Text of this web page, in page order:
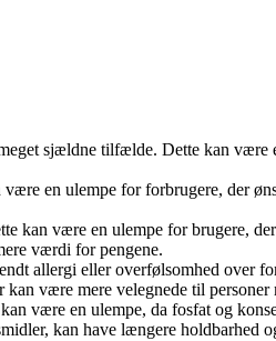
sjældne tilfælde. Dette kan
en ulempe for forbrugere, der
kan være en ulempe for brugere,
værdi for pengene.
allergi eller overfølsomhed
være mere velegnede til personer
være en ulempe, da fosfat og
kan have længere holdbarhed